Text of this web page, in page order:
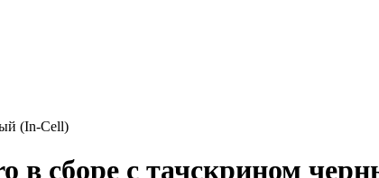
(In-Cell)
в сборе с тачскрином